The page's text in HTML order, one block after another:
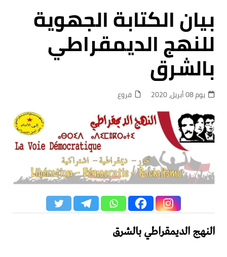
بيان الكتابة الجهوية
للنهج الديمقراطي
بالشرق
يوم 08 أبريل، 2020 فروع
النهج الديمقراطي بالشرق